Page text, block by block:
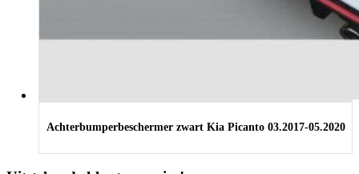
Achterbumperbeschermer zwart Kia Picanto 03.2017-05.2020